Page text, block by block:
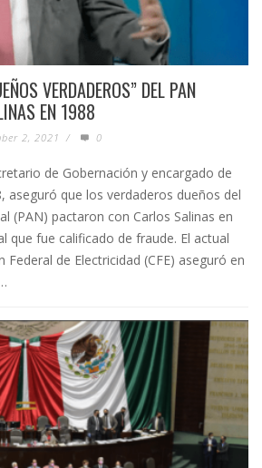
VERDADEROS” DEL PAN
EN 1988
2, 2021 / 0
de Gobernación y encargado de
aseguró que los verdaderos dueños del
(PAN) pactaron con Carlos Salinas en
que fue calificado de fraude. El actual
de Electricidad (CFE) aseguró en